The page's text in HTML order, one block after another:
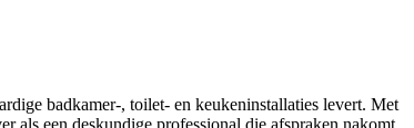
badkamer-, toilet- en keukeninstallaties levert. Met
als een deskundige professional die afspraken nakomt